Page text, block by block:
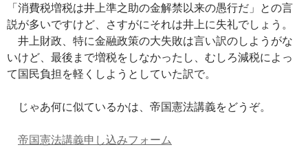
「消費税増税は井上準之助の金解禁以来の愚行だ」との言
説が多いですけど、さすがにそれは井上に失礼でしょう。
井上財政、特に金融政策の大失敗は言い訳のしようがな
いけど、最後まで増税をしなかったし、むしろ減税によっ
て国民負担を軽くしようとしていた訳で。
じゃあ何に似ているかは、帝国憲法講義をどうぞ。
帝国憲法講義申し込みフォーム